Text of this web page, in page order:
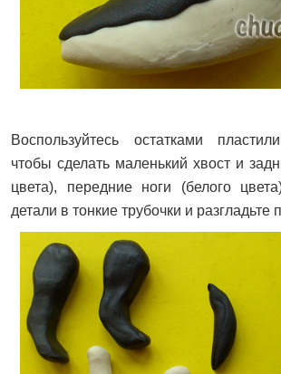
Воспользуйтесь остатками
чтобы сделать маленький хвост и
цвета), передние ноги (белого
детали в тонкие трубочки и разгладьте